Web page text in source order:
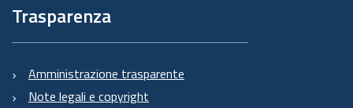
Trasparenza
Amministrazione trasparente
Note legali e copyright